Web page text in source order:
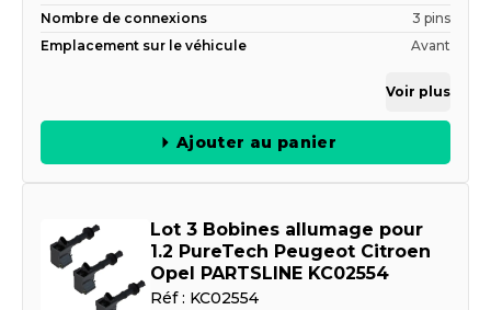
Nombre de connexions
3 pins
Emplacement sur le véhicule
Avant
Voir plus
Ajouter au panier
Lot 3 Bobines allumage pour
1.2 PureTech Peugeot Citroen
Opel PARTSLINE KC02554
Réf : KC02554